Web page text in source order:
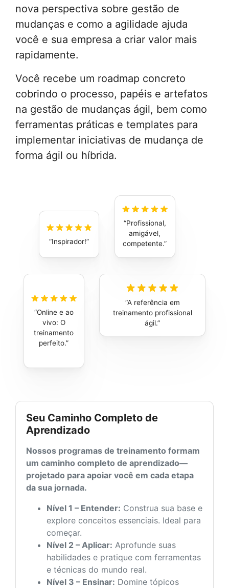
nova perspectiva sobre gestão de
mudanças e como a agilidade ajuda
você e sua empresa a criar valor mais
rapidamente.
Você recebe um roadmap concreto
cobrindo o processo, papéis e artefatos
na gestão de mudanças ágil, bem como
ferramentas práticas e templates para
implementar iniciativas de mudança de
forma ágil ou híbrida.
Inspirador!
Online e ao
vivo: O
treinamento
perfeito.
A referência em
treinamento profissional
ágil.
Profissional,
amigável,
competente.
Seu Caminho Completo de
Aprendizado
Nossos programas de treinamento formam
um caminho completo de aprendizado—
projetado para apoiar você em cada etapa
da sua jornada.
Nível 1 – Entender: Construa sua base e
explore conceitos essenciais. Ideal para
começar.
Nível 2 – Aplicar: Aprofunde suas
habilidades e pratique com ferramentas
e técnicas do mundo real.
Nível 3 – Ensinar: Domine tópicos